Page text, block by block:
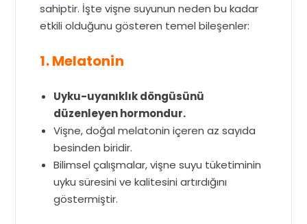
sahiptir. İşte vişne suyunun neden bu kadar
etkili olduğunu gösteren temel bileşenler:
1. Melatonin
Uyku-uyanıklık döngüsünü
düzenleyen hormondur.
Vişne, doğal melatonin içeren az sayıda
besinden biridir.
Bilimsel çalışmalar, vişne suyu tüketiminin
uyku süresini ve kalitesini artırdığını
göstermiştir.